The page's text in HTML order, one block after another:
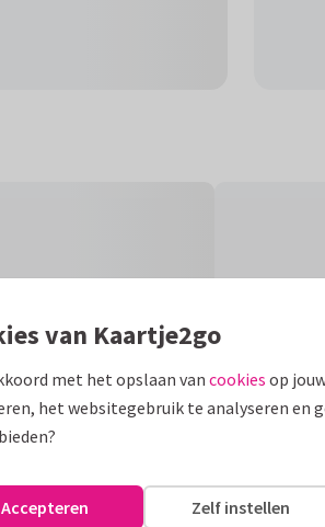
van Kaartje2go
met het opslaan van cookies op
het websitegebruik te analyseren en
Zelf instellen
Accepteren